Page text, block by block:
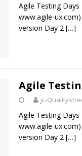
Agile Testing Days
www.agile-
version Day 2 […]
Agile
jc-
Agile Testing Days
www.agile-
version Day 2 […]